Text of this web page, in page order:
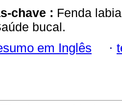
chave : Fenda
bucal.
em Inglês ·